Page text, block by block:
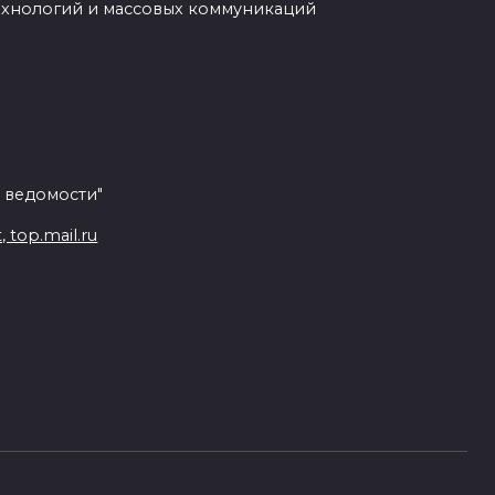
и массовых коммуникаций
top.mail.ru